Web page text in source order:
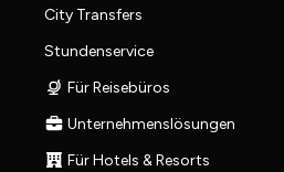
City Transfers
Stundenservice
Für Reisebüros
Unternehmenslösungen
Für Hotels & Resorts